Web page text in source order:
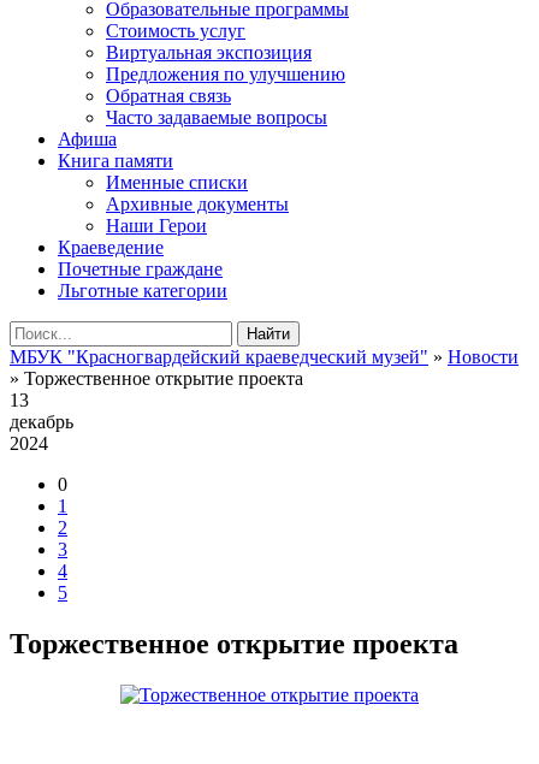
Образовательные программы
Стоимость услуг
Виртуальная экспозиция
Предложения по улучшению
Обратная связь
Часто задаваемые вопросы
Афиша
Книга памяти
Именные списки
Архивные документы
Наши Герои
Краеведение
Почетные граждане
Льготные категории
Найти
МБУК "Красногвардейский краеведческий музей" » Новости
» Торжественное открытие проекта
13
декабрь
2024
0
1
2
3
4
5
Торжественное открытие проекта